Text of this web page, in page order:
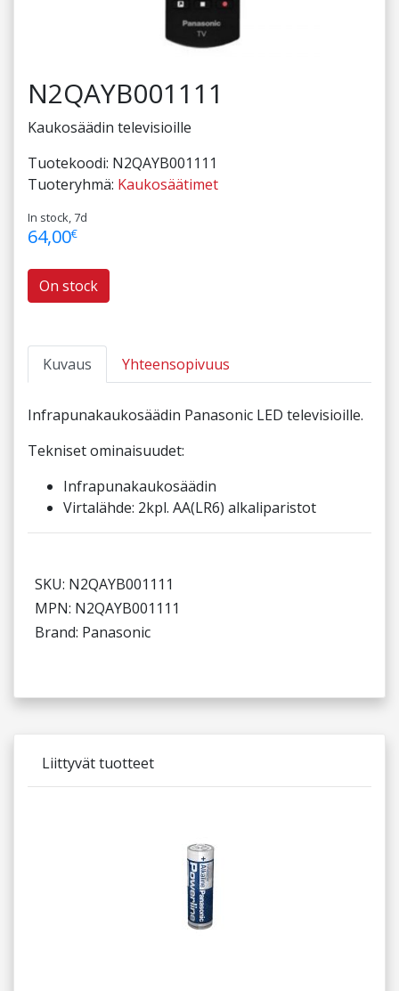
N2QAYB001111
Kaukosäädin televisioille
Tuotekoodi: N2QAYB001111
Tuoteryhmä: Kaukosäätimet
In stock, 7d
64,00€
On stock
Kuvaus Yhteensopivuus
Infrapunakaukosäädin Panasonic LED televisioille.
Tekniset ominaisuudet:
Infrapunakaukosäädin
Virtalähde: 2kpl. AA(LR6) alkaliparistot
SKU: N2QAYB001111
MPN: N2QAYB001111
Brand: Panasonic
Liittyvät tuotteet